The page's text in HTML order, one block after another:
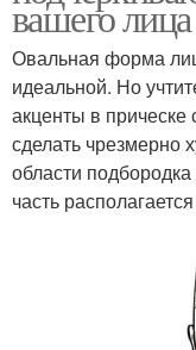
вашего лица
Овальная форма
идеальной. Но
акценты в
сделать чрезмерно
области
часть